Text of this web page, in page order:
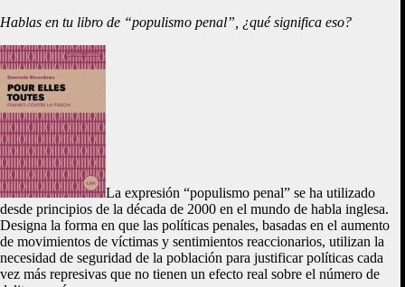
Hablas en tu libro de “populismo penal”, ¿qué significa eso?
La expresión “populismo penal” se ha utilizado
desde principios de la década de 2000 en el mundo de habla inglesa.
Designa la forma en que las políticas penales, basadas en el aumento
de movimientos de víctimas y sentimientos reaccionarios, utilizan la
necesidad de seguridad de la población para justificar políticas cada
vez más represivas que no tienen un efecto real sobre el número de